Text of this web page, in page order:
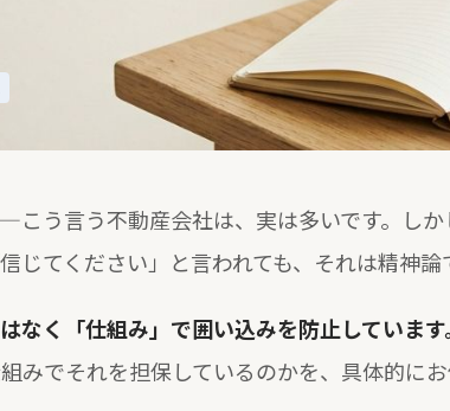
う言う不動産会社は、実は多いです。し
じてください」と言われても、それは精神論
なく「仕組み」で囲い込みを防止しています
みでそれを担保しているのかを、具体的にお